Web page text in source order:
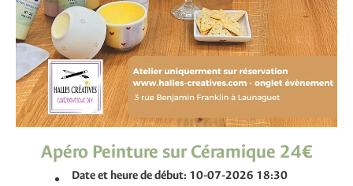
Apéro Peinture sur Céramique 24€
Date et heure de début: 10-07-2026 18:30